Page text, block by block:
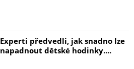
Experti předvedli, jak snadno lze
napadnout dětské hodinky....